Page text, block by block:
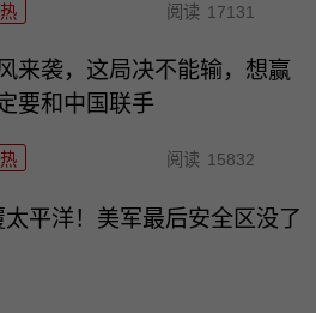
阅读 17131
来袭，这局决不能输，想赢
要和中国联手
阅读 15832
平洋！美军最后安全区没了